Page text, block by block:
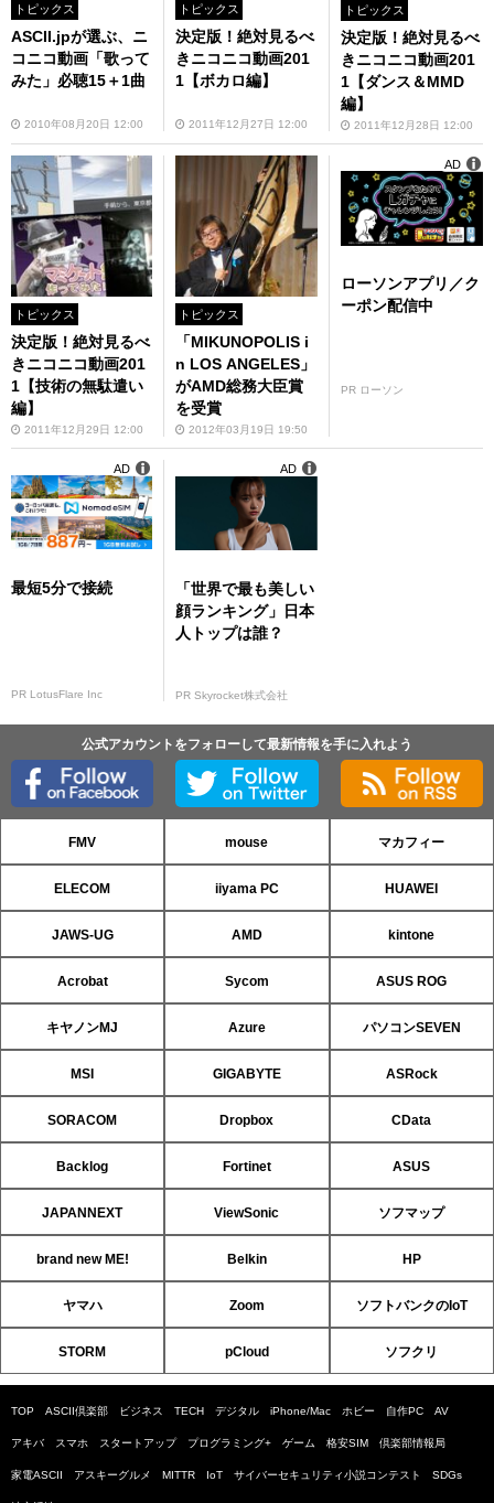
トピックス
ASCII.jpが選ぶ、ニ
コニコ動画「歌って
みた」必聴15＋1曲
2010年08月20日 12:00
トピックス
決定版！絶対見るべ
きニコニコ動画201
1【ボカロ編】
2011年12月27日 12:00
トピックス
決定版！絶対見るべ
きニコニコ動画201
1【ダンス＆MMD
編】
2011年12月28日 12:00
トピックス
決定版！絶対見るべ
きニコニコ動画201
1【技術の無駄遣い
編】
2011年12月29日 12:00
トピックス
「MIKUNOPOLIS i
n LOS ANGELES」
がAMD総務大臣賞
を受賞
2012年03月19日 19:50
ローソンアプリ／ク
ーポン配信中
PR ローソン
AD
最短5分で接続
PR LotusFlare Inc
AD
「世界で最も美しい
顔ランキング」日本
人トップは誰？
PR Skyrocket株式会社
AD
公式アカウントをフォローして最新情報を手に入れよう
FMV mouse マカフィー
ELECOM iiyama PC HUAWEI
JAWS-UG AMD kintone
Acrobat Sycom ASUS ROG
キヤノンMJ Azure パソコンSEVEN
MSI GIGABYTE ASRock
SORACOM Dropbox CData
Backlog Fortinet ASUS
JAPANNEXT ViewSonic ソフマップ
brand new ME! Belkin HP
ヤマハ Zoom ソフトバンクのIoT
STORM pCloud ソフクリ
TOP ASCII倶楽部 ビジネス TECH デジタル iPhone/Mac ホビー 自作PC AV
アキバ スマホ スタートアップ プログラミング+ ゲーム 格安SIM 倶楽部情報局
家電ASCII アスキーグルメ MITTR IoT サイバーセキュリティ小説コンテスト SDGs